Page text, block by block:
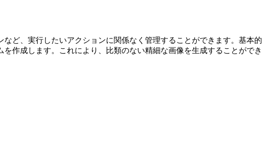
ど、実行したいアクションに関係なく管理することができます。基本的
作成します。これにより、比類のない精細な画像を生成することができ